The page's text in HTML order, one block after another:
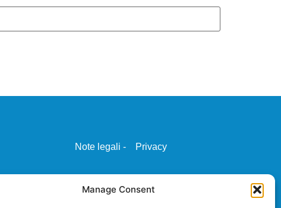
Manage Consent
Note legali - Privacy